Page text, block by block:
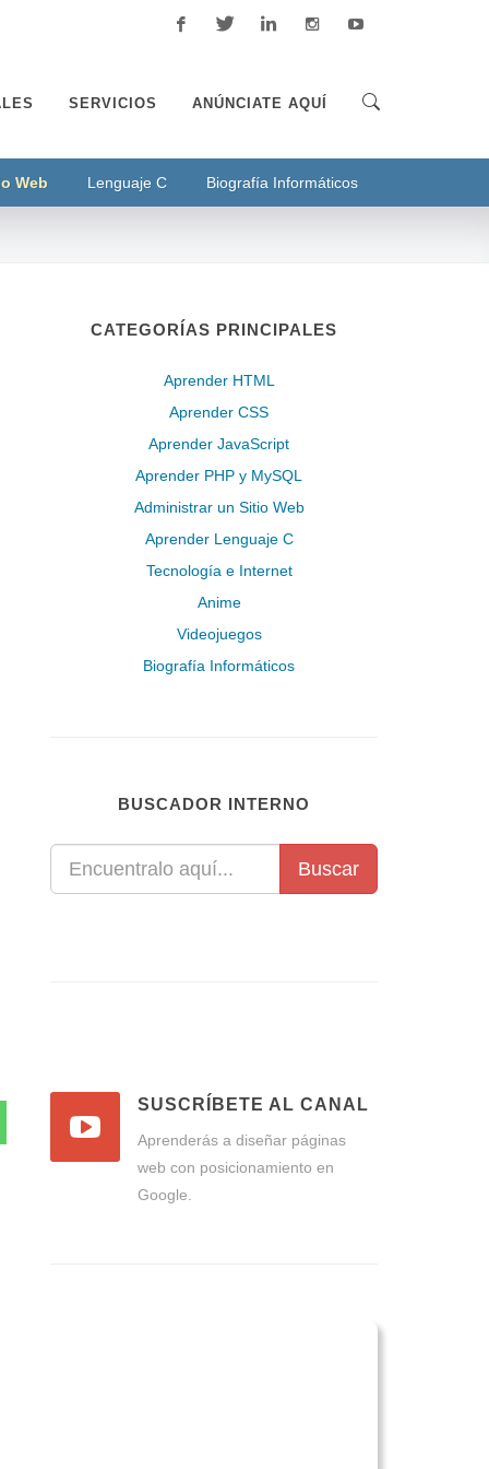
SERVICIOS ANÚNCIATE AQUÍ
Web Lenguaje C Biografía Informáticos
CATEGORÍAS PRINCIPALES
Aprender HTML
Aprender CSS
Aprender JavaScript
Aprender PHP y MySQL
Administrar un Sitio Web
Aprender Lenguaje C
Tecnología e Internet
Anime
Videojuegos
Biografía Informáticos
BUSCADOR INTERNO
Buscar
SUSCRÍBETE AL CANAL
Aprenderás a diseñar páginas
web con posicionamiento en
Google.